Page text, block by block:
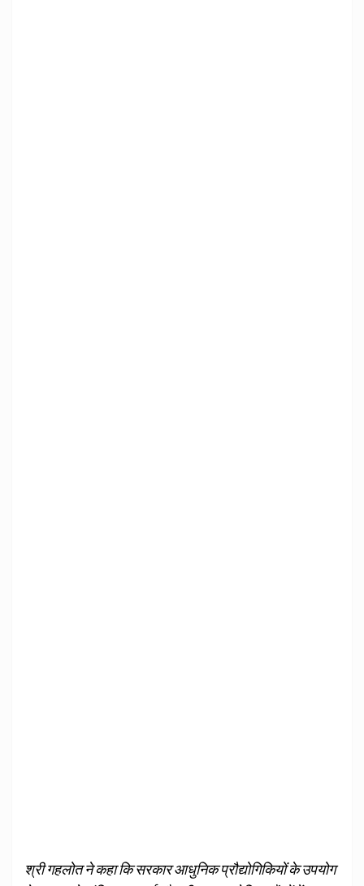
श्री गहलोत ने कहा कि सरकार आधुनिक प्रौद्योगिकियों के उपयोग